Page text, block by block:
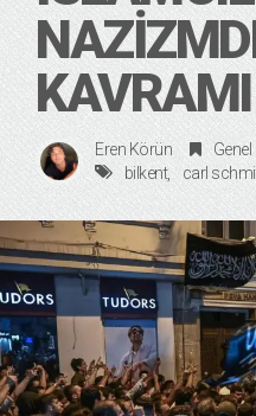
KAVRAMI
Eren Körün Genel
bilkent
carl